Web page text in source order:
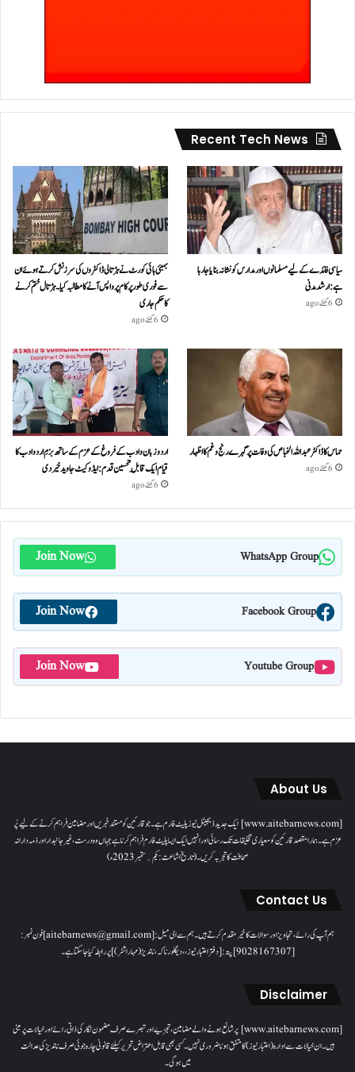
Recent Tech News
سیاسی فائدے کے لیے مسلمانوں اور مدارس کو نشانہ بنایا جا رہا
ہے: ارشد مدنی
6 گھنٹے ago
بمبئی ہائی کورٹ نے ہڑتالی ڈاکٹروں کی سرزنش کرتے ہوئے ان
سے فوری طور پر کام پر واپس آنے کا مطالبہ کیا۔ہڑتال ختم کرنے
کا حکم جاری
6 گھنٹے ago
حماس کا ڈاکٹر عبداللہ الخباص کی وفات پر گہرے رنج وغم کااظہار
6 گھنٹے ago
اردو زبان و ادب کے فروغ کے عزم کے ساتھ بزمِ اردو ادب کا
قیام ایک قابلِ تحسین قدم : ایڈوکیٹ جاوید خیردی
6 گھنٹے ago
WhatsApp Group
Join Now
Facebook Group
Join Now
Youtube Group
Join Now
About Us
[www.aitebarnews.com] ایک جدید ڈیجیٹل نیوز پلیٹ فارم ہے۔ جو قارئین کو مستند خبریں اور مضامین فراہم کرنے کے لیے پُر
عزم ہے۔ ہمارا مقصدقارئین کو معیاری تخلیقات تک رسائی اور انہیں ایک ایسا پلیٹ فارم فراہم کرنا ہے جہاں وہ درست، غیر جانبدار اور ذمہ دارانہ
صحافت کا تجربہ کریں۔( تاریخ اشاعت : یکم؍ ستمبر 2023ء)
Contact Us
ہم آپ کی رائے، تجاویز اور سوالات کا خیرمقدم کرتے ہیں۔ ہم سےای میل: [aitebarnews@gmail.com]فون نمبر:
[9028167307]پتہ: [دفتر اعتبار نیوز، ، دیگلور ناکہ، ناندیڑ(مہاراشٹر) ] پر رابطہ کیا جاسکتا ہے۔
Disclaimer
[www.aitebarnews.com] پر شائع ہونے والے مضامین، تجزیے اور تبصرے صرف مضمون نگار کی ذاتی رائے اور خیالات پر مبنی
ہیں۔ ان خیالات سے ادارہ (اعتبار نیوز) کا متفق ہونا ضروری نہیں۔ کسی بھی قابل اعتراض تحریر کیلئے قانونی چارہ جوئی صرف ناندیڑ کی عدالت
میں ہوگی۔